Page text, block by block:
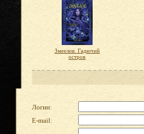
Змеелов. Гадючий
остров
Логин:
E-mail: